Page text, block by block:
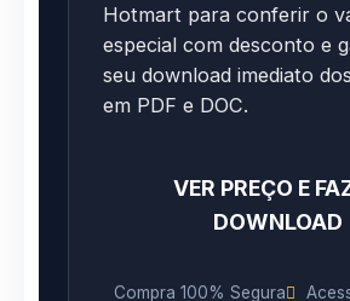
Hotmart para conferir o
especial com desconto e
seu download imediato
em PDF e DOC.
VER PREÇO E
DOWNLOAD
Compra 100% Segura